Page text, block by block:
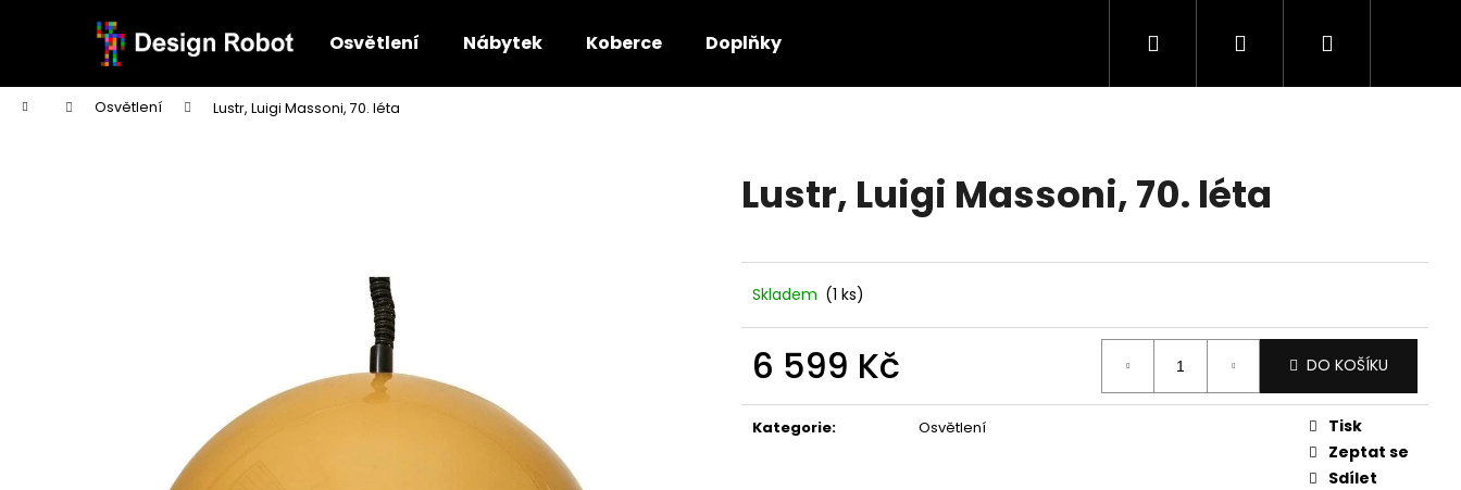
Osvětlení Nábytek Koberce Doplňky Hledat PřihlášeníNákupní
Domů Osvětlení Lustr, Luigi Massoni, 70. léta
Lustr, Luigi Massoni, 70. léta
Skladem (1 ks)
6 599 Kč
cena:
DO KOŠÍKU
Kategorie: Osvětlení
Tisk
Zeptat se
Sdílet
í
Zpět
do
obchodu
Zpět
do
obchodu
HLEDAT